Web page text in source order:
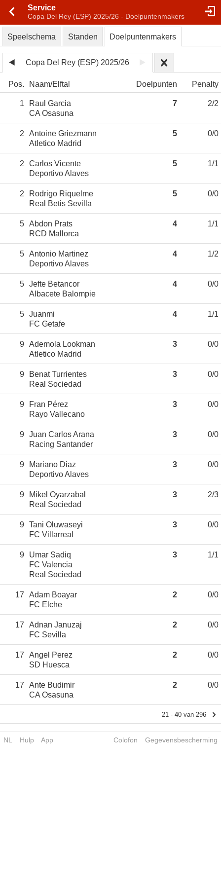
Service
Copa Del Rey (ESP) 2025/26 - Doelpuntenmakers
Speelschema Standen Doelpuntenmakers
Copa Del Rey (ESP) 2025/26
Pos. Naam Elftal Doelpunten Penalty
1
Raul Garcia
CA Osasuna
7 2/2
2
Antoine Griezmann
Atletico Madrid
5 0/0
2
Carlos Vicente
Deportivo Alaves
5 1/1
2
Rodrigo Riquelme
Real Betis Sevilla
5 0/0
5 Abdon Prats
RCD Mallorca
4 1/1
5 Antonio Martinez
Deportivo Alaves
4 1/2
5 Jefte Betancor
Albacete Balompie
4 0/0
5 Juanmi
FC Getafe
4 1/1
9 Ademola Lookman
Atletico Madrid
3 0/0
9
Benat Turrientes
Real Sociedad
3 0/0
9
Fran Pérez
Rayo Vallecano
3 0/0
9 Juan Carlos Arana
Racing Santander
3 0/0
9
Mariano Diaz
Deportivo Alaves
3 0/0
9
Mikel Oyarzabal
Real Sociedad
3 2/3
9 Tani Oluwaseyi
FC Villarreal
3 0/0
9
Umar Sadiq
FC Valencia
Real Sociedad
3 1/1
17
Adam Boayar
FC Elche
2 0/0
17
Adnan Januzaj
FC Sevilla
2 0/0
17
Angel Perez
SD Huesca
2 0/0
17
Ante Budimir
CA Osasuna
2 0/0
21 - 40 van 296
NL Hulp App Colofon Gegevensbescherming